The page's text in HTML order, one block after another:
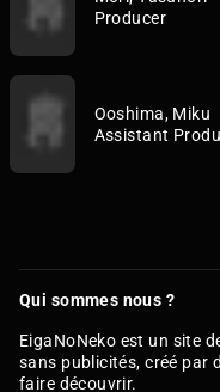
Producer
Ooshima, Miku
Assistant
Qui sommes nous ?
EigaNoNeko est un site
sans publicités, créé par
faire découvrir.